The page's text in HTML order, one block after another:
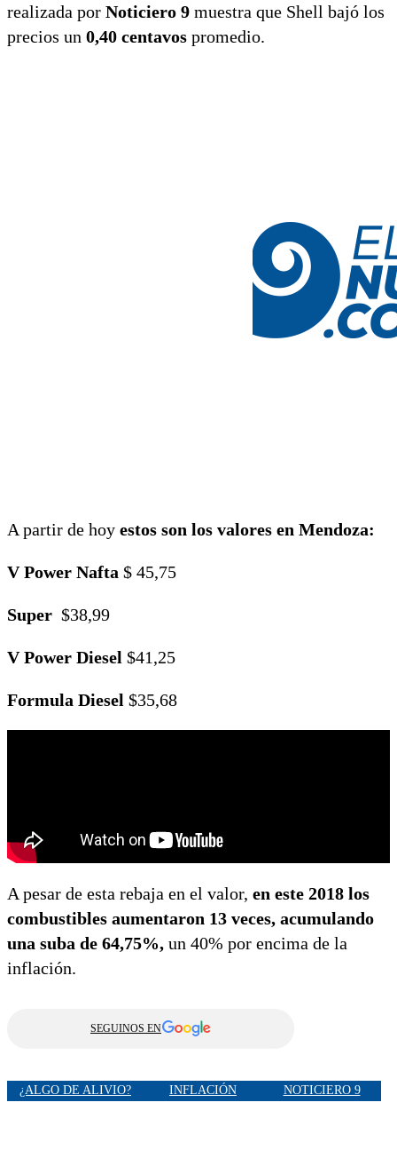
realizada por Noticiero 9 muestra que Shell bajó los
precios un 0,40 centavos promedio.
A partir de hoy estos son los valores en Mendoza:
V Power Nafta $ 45,75
Super $38,99
V Power Diesel $41,25
Formula Diesel $35,68
A pesar de esta rebaja en el valor, en este 2018 los
combustibles aumentaron 13 veces, acumulando
una suba de 64,75%, un 40% por encima de la
inflación.
SEGUINOS EN
¿ALGO DE ALIVIO? INFLACIÓN NOTICIERO 9